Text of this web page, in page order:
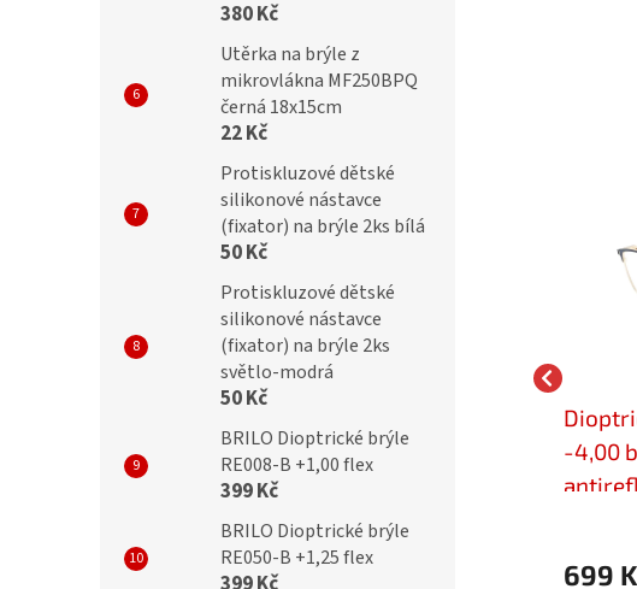
380 Kč
Utěrka na brýle z
mikrovlákna MF250BPQ
černá 18x15cm
22 Kč
Protiskluzové dětské
silikonové nástavce
(fixator) na brýle 2ks bílá
50 Kč
Protiskluzové dětské
silikonové nástavce
(fixator) na brýle 2ks
světlo-modrá
50 Kč
BRILO Dioptrické brýle
RE008-B +1,00 flex
399 Kč
BRILO Dioptrické brýle
RE050-B +1,25 flex
03 /-4,00
Blueblocker dioptrické brýle
24002-C2 /-4,00
699 Kč
-4,00
699